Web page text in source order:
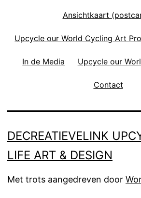
Ansichtkaart
Upcycle our World Cycling Art
In de Media Upcycle our
Contact
DECREATIEVELINK
LIFE ART & DESIGN
Met trots aangedreven door